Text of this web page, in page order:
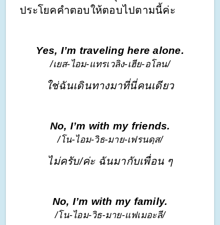
ประโยคคำตอบให้ตอบไปตามนี้ค่ะ
Yes, I’m traveling here alone.
/เยส-ไอม-แทรเวลิง-เฮีย-อโลน/
ใช่ฉันเดินทางมาที่นี่คนเดียว
No, I’m with my friends.
/โน-ไอม-วิธ-มาย-เฟรนดฺส/
ไม่ครับ/ค่ะ ฉันมากับเพื่อน ๆ
No, I’m with my family.
/โน-ไอม-วิธ-มาย-แฟเมอะลี/